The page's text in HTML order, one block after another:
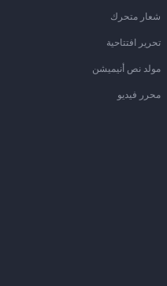
شعار متحرك
تحرير افتتاحية
مولد نص أنيميشن
محرر فيديو